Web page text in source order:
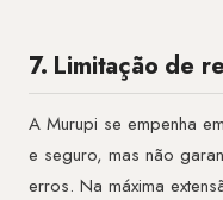
7. Limitação de
A Murupi se empenha
e seguro, mas não
erros. Na máxima